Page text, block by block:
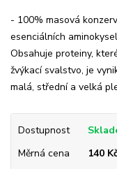
- 100% masová
esenciálních
Obsahuje proteiny,
žvýkací svalstvo, je
malá, střední a velká
Dostupnost
Měrná cena
140